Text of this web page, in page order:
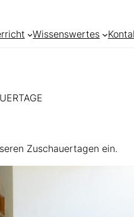
Wissenswertes
Zuschauertagen ein.